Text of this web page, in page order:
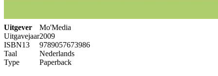
Uitgever
Mo'Media
Uitgavejaar2009
ISBN13
9789057673986
Taal
Nederlands
Type
Paperback